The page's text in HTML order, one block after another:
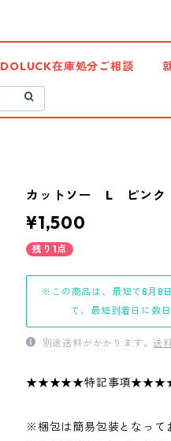
DOLUCK在庫処分ご相談
カットソー L ピン
¥1,500
残り1点
※この商品は、最短で8月8
て、最短到着日に数
別途送料がかかります。送
★★★★★特記事項
※梱包は簡易包装となって